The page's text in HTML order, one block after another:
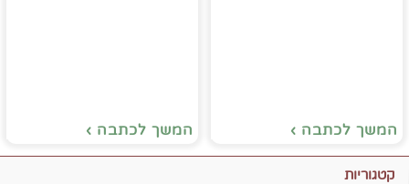
המשך לכתבה › המשך לכתבה ›
קטגוריות